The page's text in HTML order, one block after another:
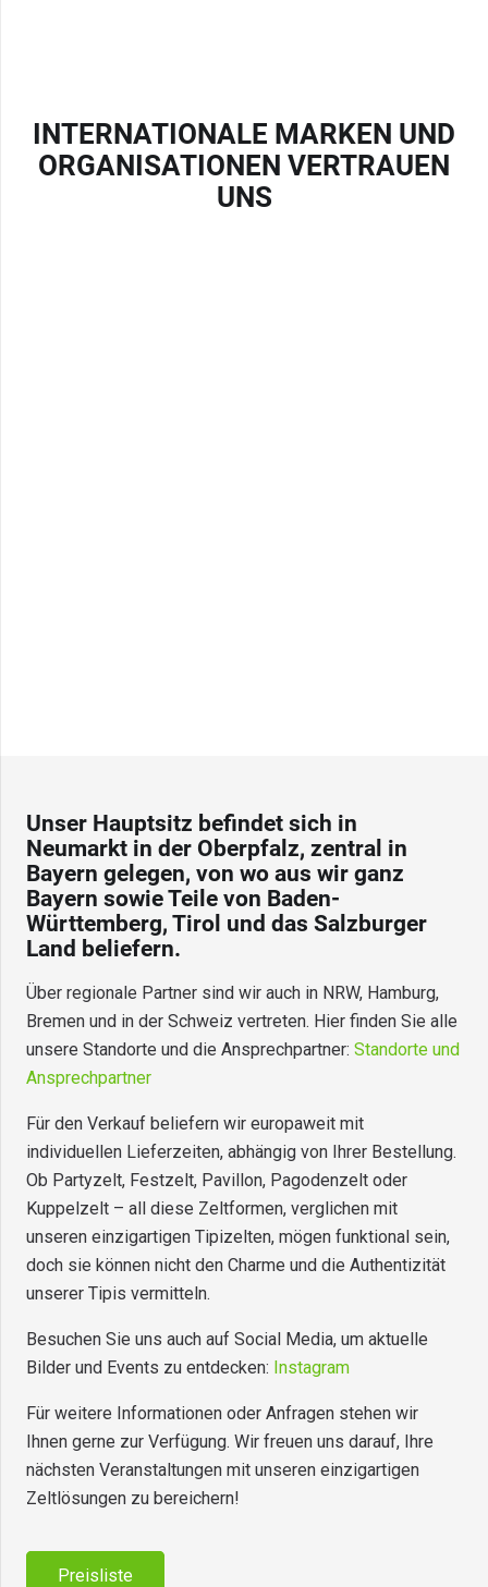
INTERNATIONALE MARKEN UND
ORGANISATIONEN VERTRAUEN
UNS
Unser Hauptsitz befindet sich in
Neumarkt in der Oberpfalz, zentral in
Bayern gelegen, von wo aus wir ganz
Bayern sowie Teile von Baden-
Württemberg, Tirol und das Salzburger
Land beliefern.
Über regionale Partner sind wir auch in NRW, Hamburg,
Bremen und in der Schweiz vertreten. Hier finden Sie alle
unsere Standorte und die Ansprechpartner: Standorte und
Ansprechpartner
Für den Verkauf beliefern wir europaweit mit
individuellen Lieferzeiten, abhängig von Ihrer Bestellung.
Ob Partyzelt, Festzelt, Pavillon, Pagodenzelt oder
Kuppelzelt – all diese Zeltformen, verglichen mit
unseren einzigartigen Tipizelten, mögen funktional sein,
doch sie können nicht den Charme und die Authentizität
unserer Tipis vermitteln.
Besuchen Sie uns auch auf Social Media, um aktuelle
Bilder und Events zu entdecken: Instagram
Für weitere Informationen oder Anfragen stehen wir
Ihnen gerne zur Verfügung. Wir freuen uns darauf, Ihre
nächsten Veranstaltungen mit unseren einzigartigen
Zeltlösungen zu bereichern!
Preisliste